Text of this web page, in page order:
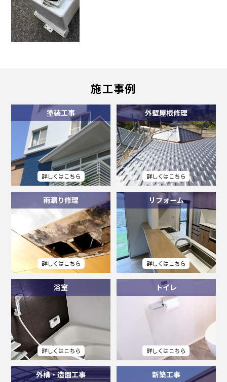
施工事例
塗装工事 外壁屋根修理
雨漏り修理 リフォーム
浴室 トイレ
外構・造園工事 新築工事